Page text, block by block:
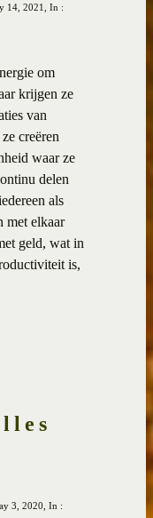
14, 2021, In :
om
krijgen ze
van
creëren
waar ze
delen
als
met elkaar
geld, wat in
is,
3, 2020, In :